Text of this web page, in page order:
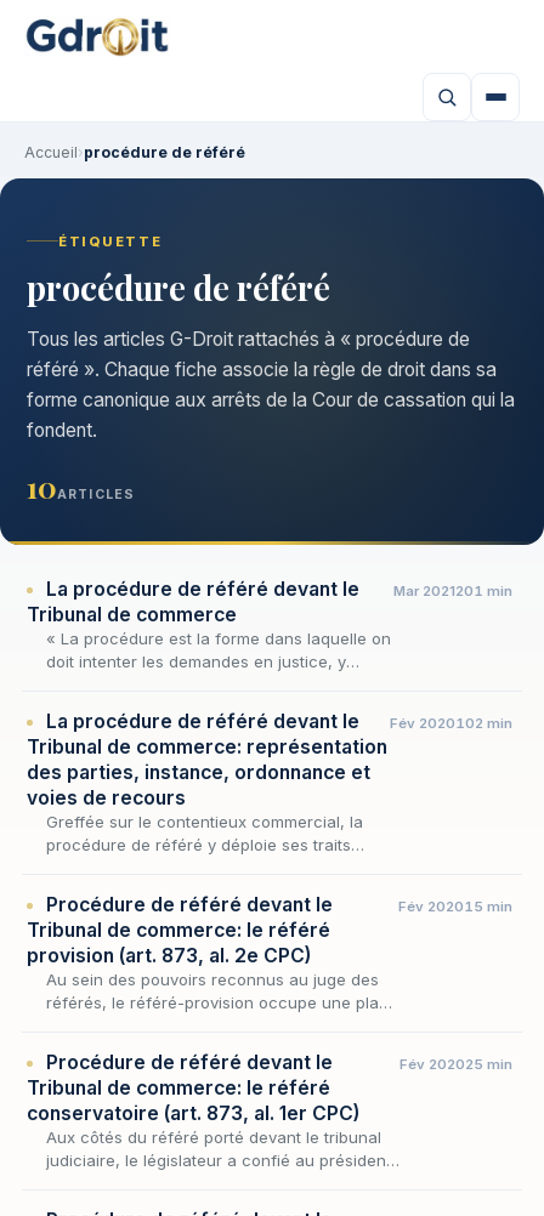
Accueil›procédure de référé
ÉTIQUETTE
procédure de référé
Tous les articles G-Droit rattachés à « procédure de
référé ». Chaque fiche associe la règle de droit dans sa
forme canonique aux arrêts de la Cour de cassation qui la
fondent.
10ARTICLES
La procédure de référé devant le
Tribunal de commerce
« La procédure est la forme dans laquelle on
doit intenter les demandes en justice, y
» (R.…
Mar 2021201 min
La procédure de référé devant le
Tribunal de commerce: représentation
des parties, instance, ordonnance et
voies de recours
Greffée sur le contentieux commercial, la
procédure de référé y déploie ses traits
contradictoire menée…
Fév 2020102 min
Procédure de référé devant le
Tribunal de commerce: le référé
provision (art. 873, al. 2e CPC)
Au sein des pouvoirs reconnus au juge des
référés, le référé-provision occupe une place
à o…
Fév 202015 min
Procédure de référé devant le
Tribunal de commerce: le référé
conservatoire (art. 873, al. 1er CPC)
Aux côtés du référé porté devant le tribunal
judiciaire, le législateur a confié au président
Fév 202025 min